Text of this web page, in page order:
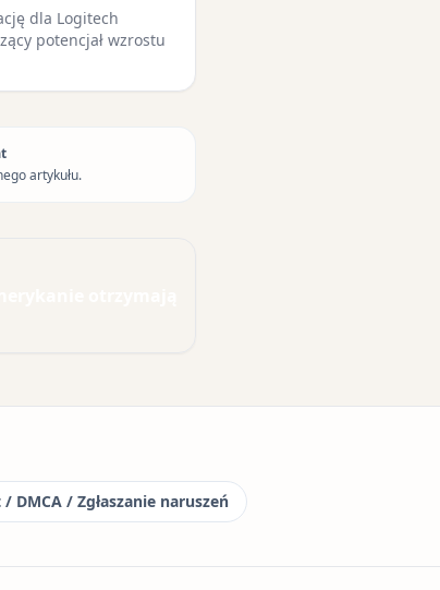
dla Logitech
potencjał wzrostu
artykułu.
DMCA / Zgłaszanie naruszeń